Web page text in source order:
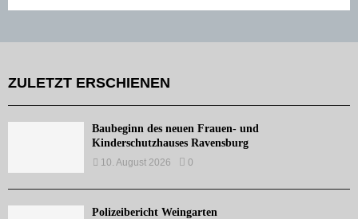
ZULETZT ERSCHIENEN
Baubeginn des neuen Frauen- und
Kinderschutzhauses Ravensburg
10. August 2026 0
Polizeibericht Weingarten